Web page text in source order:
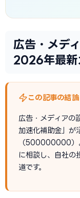
広告・メデ
2026年最新
この記事の結論
広告・メディアの
加速化補助金」が
（500000000）
に相談し、自社の
道です。